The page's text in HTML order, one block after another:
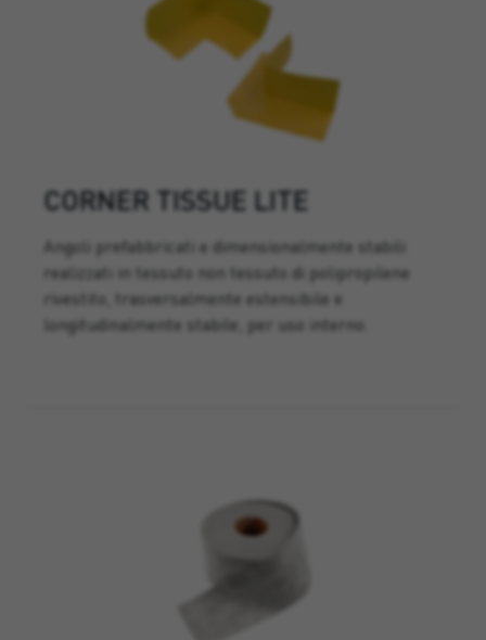
CORNER TISSUE LITE
Angoli prefabbricati e dimensionalmente stabili
realizzati in tessuto non tessuto di polipropilene
rivestito, trasversalmente estensibile e
longitudinalmente stabile, per uso interno.